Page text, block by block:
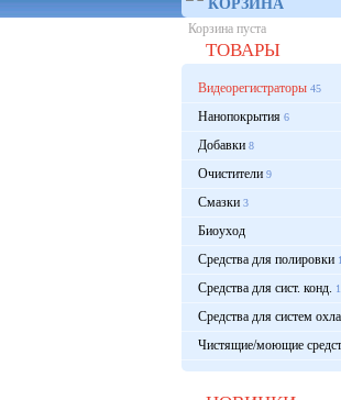
КОРЗИНА
Корзина пуста
ТОВАРЫ
Видеорегистраторы45
Нанопокрытия6
Добавки8
Очистители9
Смазки3
Биоуход
Средства для полировки1
Средства для сист. конд. 1
Средства для систем
Чистящие/моющие